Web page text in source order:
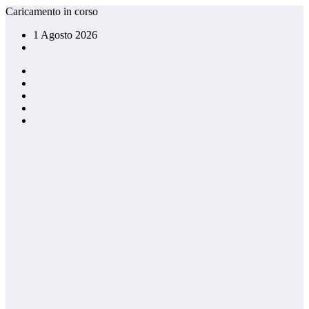
Vai
contenuto
Caricamento in corso
1 Agosto 2026